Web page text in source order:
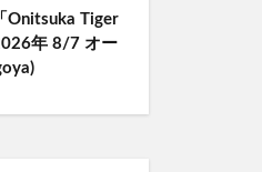
Onitsuka Tiger
年 8/7 オー